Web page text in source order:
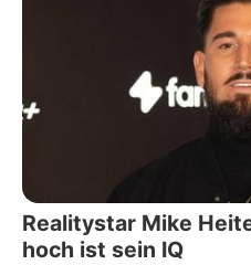
Realitystar Mike
hoch ist sein IQ